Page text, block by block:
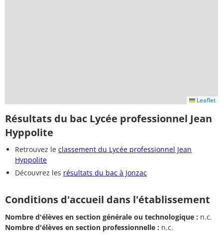
Leaflet
Résultats du bac Lycée professionnel Jean
Hyppolite
Retrouvez le classement du Lycée professionnel Jean
Hyppolite
Découvrez les résultats du bac à Jonzac
Conditions d'accueil dans l'établissement
Nombre d'élèves en section générale ou technologique : n.c.
Nombre d'élèves en section professionnelle : n.c.